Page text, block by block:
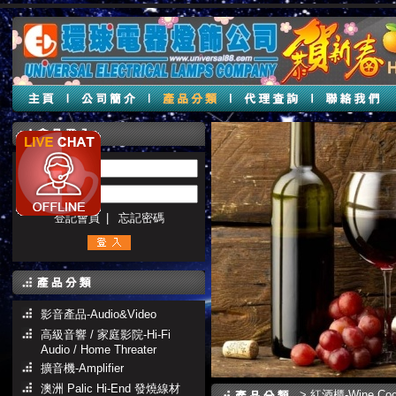
帳號 :
密碼 :
登記會員
忘記密碼
影音產品-Audio&Video
高級音響 / 家庭影院-Hi-Fi
Audio / Home Threater
擴音機-Amplifier
澳洲 Palic Hi-End 發燒線材